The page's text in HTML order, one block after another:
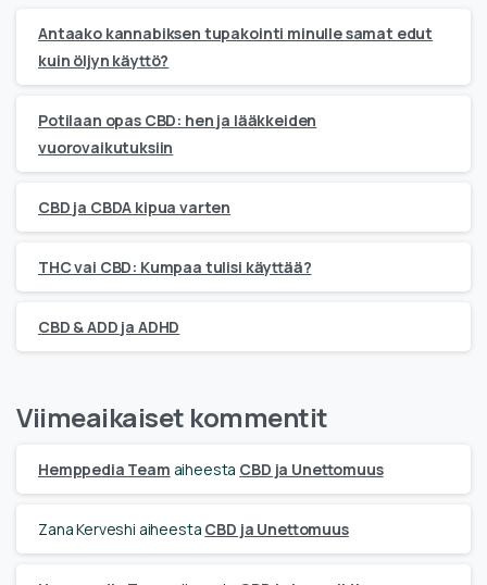
Antaako kannabiksen tupakointi minulle samat edut
kuin öljyn käyttö?
Potilaan opas CBD: hen ja lääkkeiden
vuorovaikutuksiin
CBD ja CBDA kipua varten
THC vai CBD: Kumpaa tulisi käyttää?
CBD & ADD ja ADHD
Viimeaikaiset kommentit
Hemppedia Team aiheesta CBD ja Unettomuus
Zana Kerveshi aiheesta CBD ja Unettomuus